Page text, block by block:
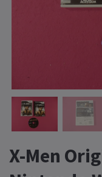
X-Men